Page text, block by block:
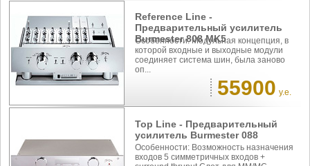
Reference Line -
Предварительный усилитель
Burmester 808 MK5
Особенности: Модульная концепция, в
которой входные и выходные модули
соединяет система шин, была заново
оп...
55900 у.е.
Top Line - Предварительный
усилитель Burmester 088
Особенности: Возможность назначения
входов 5 симметричных входов +